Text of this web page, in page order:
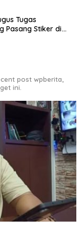
Tugas
Pasang Stiker di
post wpberita,
ini.